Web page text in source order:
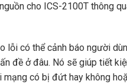
cho ICS-2100T thông
lỗi có thể cảnh báo người
đề ở đâu. Nó sẽ giúp tiết
có bị đứt hay không